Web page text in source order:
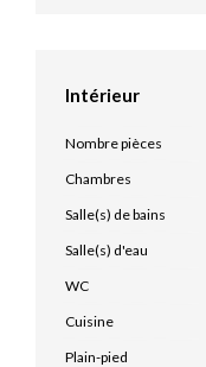
Intérieur
Nombre pièces
Chambres
Salle(s) de bains
Salle(s) d'eau
WC
Cuisine
Plain-pied